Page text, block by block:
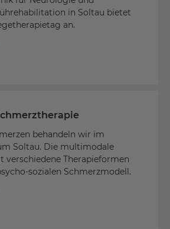
in Soltau bietet
an.
behandeln wir im
Soltau. Die multimodale
verschiedene Therapieformen
sozialen Schmerzmodell.